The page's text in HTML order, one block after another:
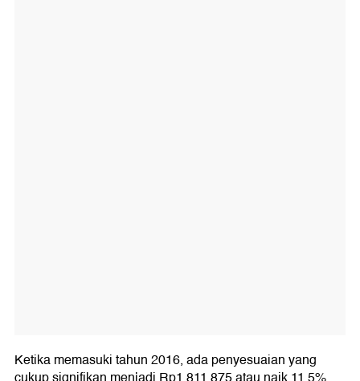
Ketika memasuki tahun 2016, ada penyesuaian yang